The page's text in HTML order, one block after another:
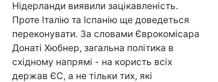
Нідерланди виявили зацікавленість.
Проте Італію та Іспанію ще доведеться
переконувати. За словами Єврокомісара
Донаті Хюбнер, загальна політика в
східному напрямі - на користь всіх
держав ЄС, а не тільки тих, які